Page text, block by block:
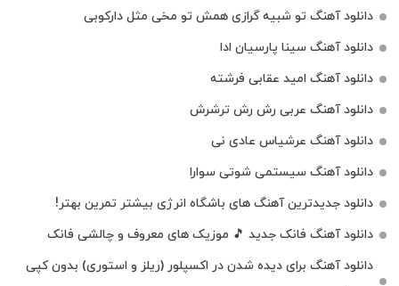
دانلود آهنگ تو شبیه گرازی همش تو مخی مثل دارکوبی
دانلود آهنگ سینا پارسیان ادا
دانلود آهنگ امید عقابی فرشته
دانلود آهنگ عربی رش رش ترشرش
دانلود آهنگ عرشیاس عادی نی
دانلود آهنگ سیستمی شوتی سوارا
دانلود جدیدترین آهنگ‌ های باشگاه انرژی بیشتر تمرین بهتر!
دانلود آهنگ فانک جدید 🎵 موزیک‌ های معروف و چالشی فانک
دانلود آهنگ برای دیده شدن در اکسپلور (ریلز و استوری) بدون کپی